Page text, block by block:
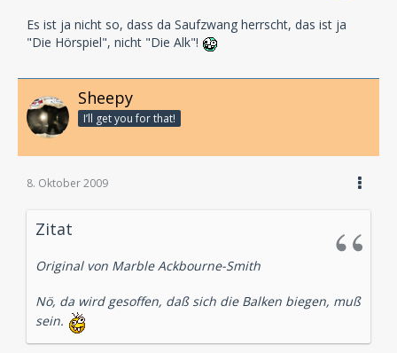
Es ist ja nicht so, dass da Saufzwang herrscht, das ist ja
"Die Hörspiel", nicht "Die Alk"!
Sheepy
I’ll get you for that!
8. Oktober 2009
Zitat
Original von Marble Ackbourne-Smith
Nö, da wird gesoffen, daß sich die Balken biegen, muß
sein.